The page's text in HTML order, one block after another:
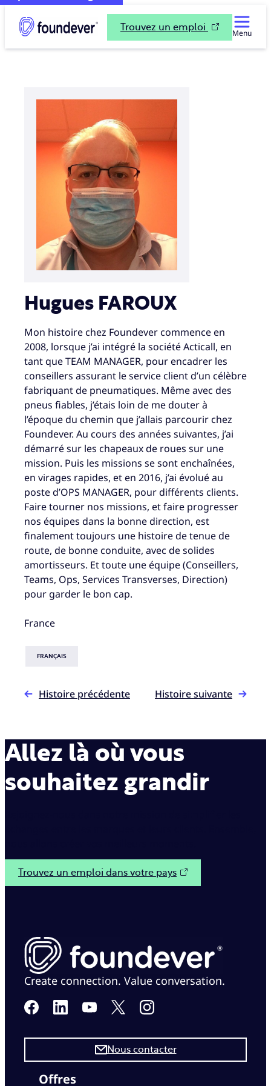
Trouvez un emploi
Menu
Hugues FAROUX
Mon histoire chez Foundever commence en
2008, lorsque j’ai intégré la société Acticall, en
tant que TEAM MANAGER, pour encadrer les
conseillers assurant le service client d’un célèbre
fabriquant de pneumatiques. Même avec des
pneus fiables, j’étais loin de me douter à
l’époque du chemin que j’allais parcourir chez
Foundever. Au cours des années suivantes, j’ai
démarré sur les chapeaux de roues sur une
mission. Puis les missions se sont enchaînées,
en virages rapides, et en 2016, j’ai évolué au
poste d’OPS MANAGER, pour différents clients.
Faire tourner nos missions, et faire progresser
nos équipes dans la bonne direction, est
finalement toujours une histoire de tenue de
route, de bonne conduite, avec de solides
amortisseurs. Et toute une équipe (Conseillers,
Teams, Ops, Services Transverses, Direction)
pour garder le bon cap.
France
FRANÇAIS
Histoire précédente Histoire suivante
Allez là où vous
souhaitez grandir
Trouvez un emploi dans votre pays
Create connection. Value conversation.
Offres
Nous contacter